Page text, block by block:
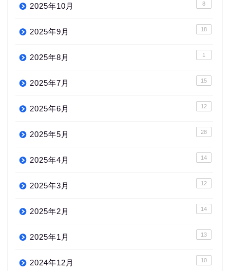
2025年10月 8
2025年9月 18
2025年8月 1
2025年7月 15
2025年6月 12
2025年5月 28
2025年4月 14
2025年3月 12
2025年2月 14
2025年1月 13
2024年12月 10